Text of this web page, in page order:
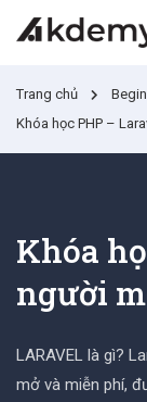
Trang chủ
Khóa học PHP –
Khóa
người
LARAVEL là gì?
mở và miễn phí,